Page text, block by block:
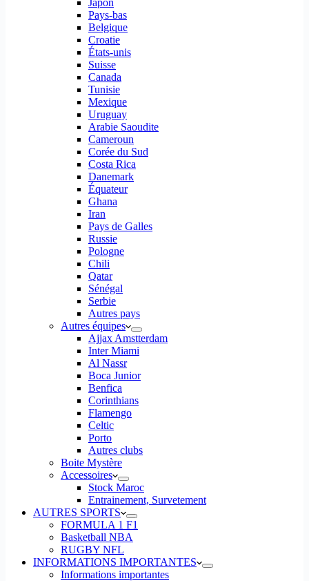
Japon
Pays-bas
Belgique
Croatie
États-unis
Suisse
Canada
Tunisie
Mexique
Uruguay
Arabie Saoudite
Cameroun
Corée du Sud
Costa Rica
Danemark
Équateur
Ghana
Iran
Pays de Galles
Russie
Pologne
Chili
Qatar
Sénégal
Serbie
Autres pays
Autres équipes
Ajjax Amstterdam
Inter Miami
Al Nassr
Boca Junior
Benfica
Corinthians
Flamengo
Celtic
Porto
Autres clubs
Boite Mystère
Accessoires
Stock Maroc
Entrainement, Survetement
AUTRES SPORTS
FORMULA 1 F1
Basketball NBA
RUGBY NFL
INFORMATIONS IMPORTANTES
Informations importantes